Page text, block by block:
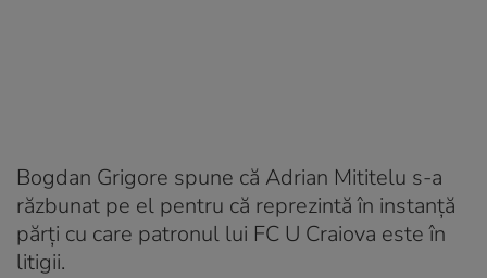
Bogdan Grigore spune că Adrian Mititelu s-a
răzbunat pe el pentru că reprezintă în instanță
părți cu care patronul lui FC U Craiova este în
litigii.